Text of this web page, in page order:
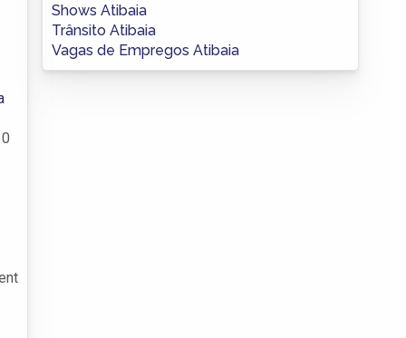
0
Shows Atibaia
Trânsito Atibaia
Vagas de Empregos Atibaia